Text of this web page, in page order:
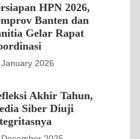
HPN 2026,
Banten dan
Gelar Rapat
January 2026
Akhir Tahun,
Siber Diuji